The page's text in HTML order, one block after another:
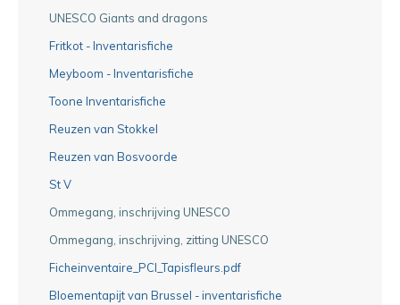
UNESCO Giants and dragons
Fritkot - Inventarisfiche
Meyboom - Inventarisfiche
Toone Inventarisfiche
Reuzen van Stokkel
Reuzen van Bosvoorde
St V
Ommegang, inschrijving UNESCO
Ommegang, inschrijving, zitting UNESCO
Ficheinventaire_PCI_Tapisfleurs.pdf
Bloementapijt van Brussel - inventarisfiche